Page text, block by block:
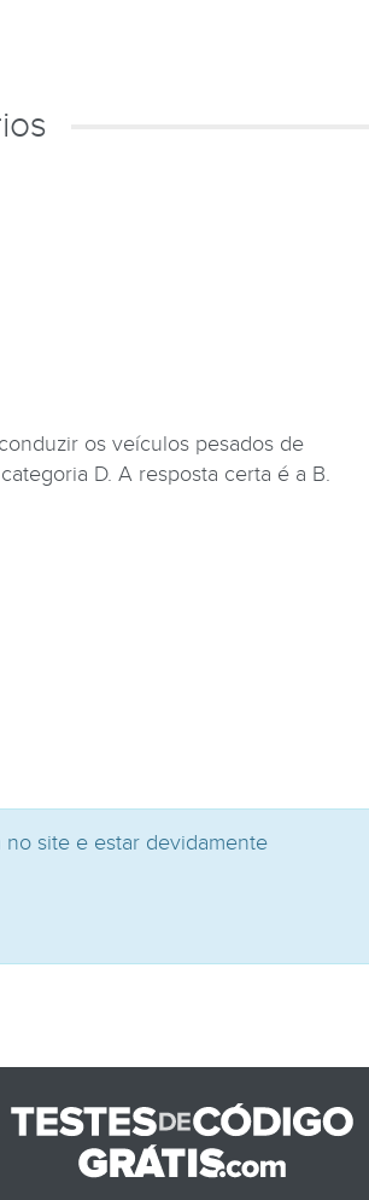
os veículos pesados de
D. A resposta certa é a B.
site e estar devidamente